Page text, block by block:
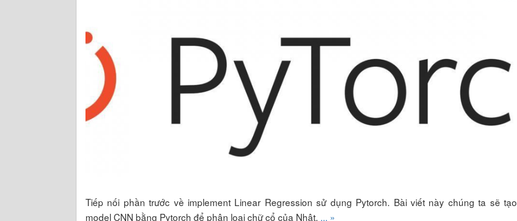
Tiếp nối phần trước về implement Linear Regression sử dụng Pytorch. Bài viết này chúng ta sẽ tạo
model CNN bằng Pytorch để phân loại chữ cổ của Nhật. ... »